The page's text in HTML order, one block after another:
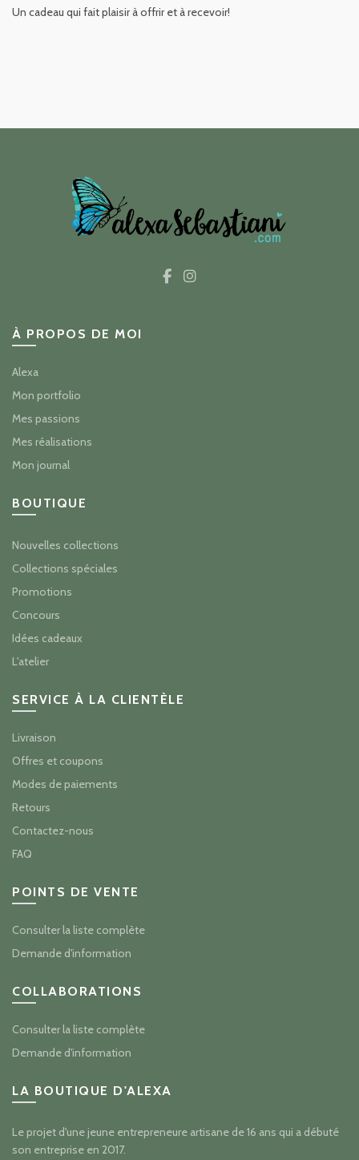
Un cadeau qui fait plaisir à offrir et à recevoir!
À PROPOS DE MOI
Alexa
Mon portfolio
Mes passions
Mes réalisations
Mon journal
BOUTIQUE
Nouvelles collections
Collections spéciales
Promotions
Concours
Idées cadeaux
L'atelier
SERVICE À LA CLIENTÈLE
Livraison
Offres et coupons
Modes de paiements
Retours
Contactez-nous
FAQ
POINTS DE VENTE
Consulter la liste complète
Demande d'information
COLLABORATIONS
Consulter la liste complète
Demande d'information
LA BOUTIQUE D'ALEXA
Le projet d'une jeune entrepreneure artisane de 16 ans qui a débuté
son entreprise en 2017.